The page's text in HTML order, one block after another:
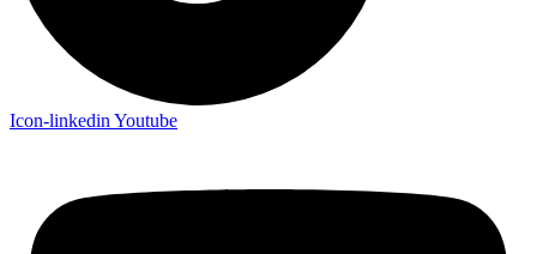
Icon-linkedin Youtube